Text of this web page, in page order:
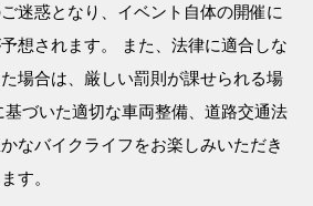
迷惑となり、イベント自体の開催に
想されます。 また、法律に適合しな
場合は、厳しい罰則が課せられる場
づいた適切な車両整備、道路交通法
なバイクライフをお楽しみいただき
す。